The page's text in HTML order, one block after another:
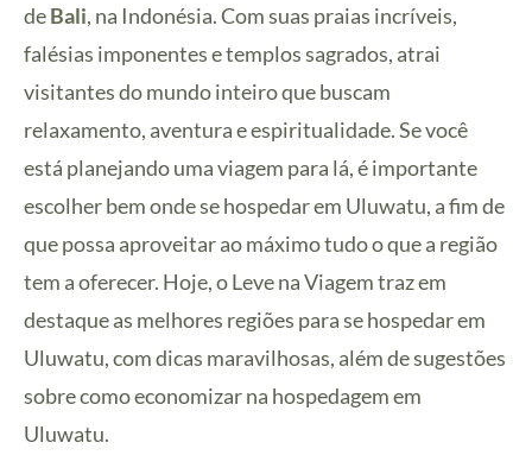
deBali, na Indonésia. Com suas praias incríveis,
falésias imponentes e templos sagrados, atrai
visitantes do mundo inteiro que buscam
relaxamento, aventura e espiritualidade. Se você
está planejando uma viagem para lá, é importante
escolher bem onde se hospedar em Uluwatu, a fim de
que possa aproveitar ao máximo tudo o que a região
tem a oferecer. Hoje, o Leve na Viagem traz em
destaque as melhores regiões para se hospedar em
Uluwatu, com dicas maravilhosas, além de sugestões
sobre como economizar na hospedagem em
Uluwatu.